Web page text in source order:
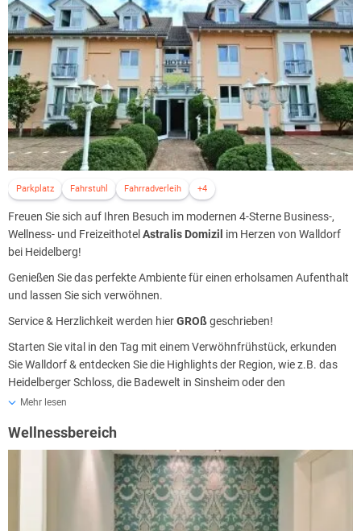
Parkplatz Fahrstuhl Fahrradverleih +4
Freuen Sie sich auf Ihren Besuch im modernen 4-Sterne Business-,
Wellness- und Freizeithotel Astralis Domizil im Herzen von Walldorf
bei Heidelberg!
Genießen Sie das perfekte Ambiente für einen erholsamen Aufenthalt
und lassen Sie sich verwöhnen.
Service & Herzlichkeit werden hierGROßgeschrieben!
Starten Sie vital in den Tag mit einem Verwöhnfrühstück, erkunden
Sie Walldorf & entdecken Sie die Highlights der Region, wie z.B. das
Heidelberger Schloss, die Badewelt in Sinsheim oder den
Hockenheimring. Entspannen Sie sich im hauseigenen Spa-Bereich
Hotelbar & Kaminlounge gemütlich ausklingen.
Haustiere sind herzlich willkommen und es fallen keine Extrakosten
an, bitte informieren Sie das Hotel aber vorher, wenn Ihre treuen
Mehr lesen
Wellnessbereich